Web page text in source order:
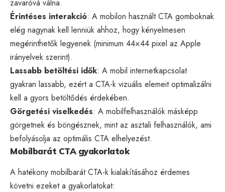
zavaróvá válna.
Érintéses interakció: A mobilon használt CTA gomboknak
elég nagynak kell lenniük ahhoz, hogy kényelmesen
megérinthetők legyenek (minimum 44×44 pixel az Apple
irányelvek szerint).
Lassabb betöltési idők: A mobil internetkapcsolat
gyakran lassabb, ezért a CTA-k vizuális elemeit optimalizálni
kell a gyors betöltődés érdekében.
Görgetési viselkedés: A mobilfelhasználók másképp
görgetnek és böngésznek, mint az asztali felhasználók, ami
befolyásolja az optimális CTA elhelyezést.
Mobilbarát CTA gyakorlatok
A hatékony mobilbarát CTA-k kialakításához érdemes
követni ezeket a gyakorlatokat: